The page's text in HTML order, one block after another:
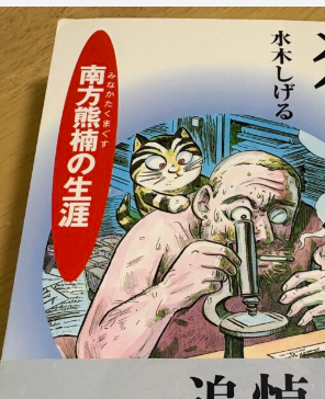
エレベーター広告とか
言うのか何なのか
admin
2026.04.10
W杯の
本代表